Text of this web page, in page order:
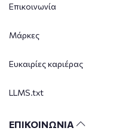
Επικοινωνία
Μάρκες
Ευκαιρίες καριέρας
LLMS.txt
ΕΠΙΚΟΙΝΩΝΙΑ